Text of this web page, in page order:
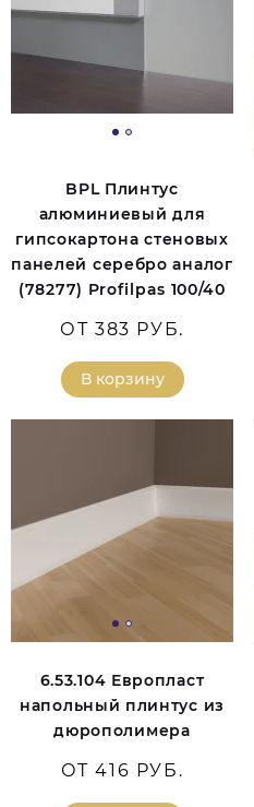
BPL Плинтус
алюминиевый для
гипсокартона стеновых
панелей серебро аналог
(78277) Profilpas 100/40
ОТ 383 РУБ.
В корзину
6.53.104 Европласт
напольный плинтус из
дюрополимера
ОТ 416 РУБ.